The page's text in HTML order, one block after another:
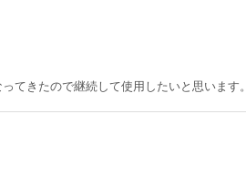
てきたので継続して使用したいと思います。